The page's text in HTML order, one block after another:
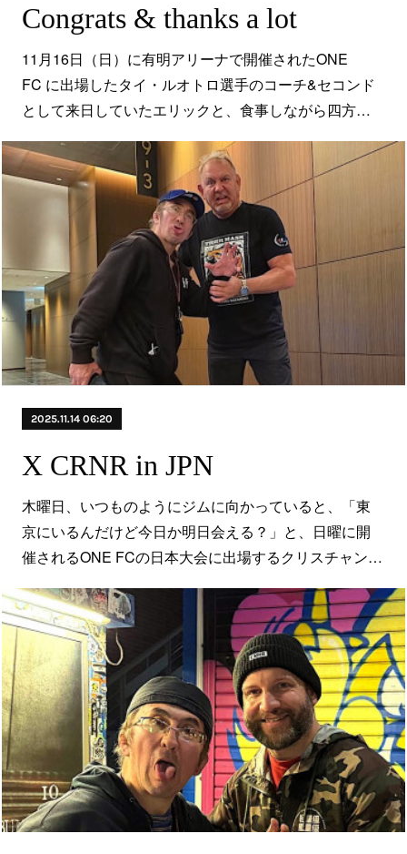
Congrats & thanks a lot
11月16日（日）に有明アリーナで開催されたONE
FC に出場したタイ・ルオトロ選手のコーチ&セコンド
として来日していたエリックと、食事しながら四方…
2025.11.14 06:20
X CRNR in JPN
木曜日、いつものようにジムに向かっていると、「東
京にいるんだけど今日か明日会える？」と、日曜に開
催されるONE FCの日本大会に出場するクリスチャン…